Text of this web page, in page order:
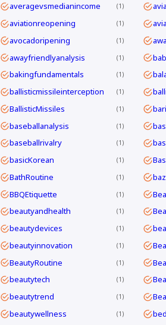
averagevsmedianincome 1
aviationreopening 1
avocadoripening 1
awayfriendlyanalysis 1
bakingfundamentals 1
ballisticmissileinterception 1
BallisticMissiles 1
baseballanalysis 1
baseballrivalry 1
basicKorean 1
BathRoutine 1
BBQEtiquette 1
beautyandhealth 1
beautydevices 1
beautyinnovation 1
BeautyRoutine 1
beautytech 1
beautytrend 1
beautywellness 1